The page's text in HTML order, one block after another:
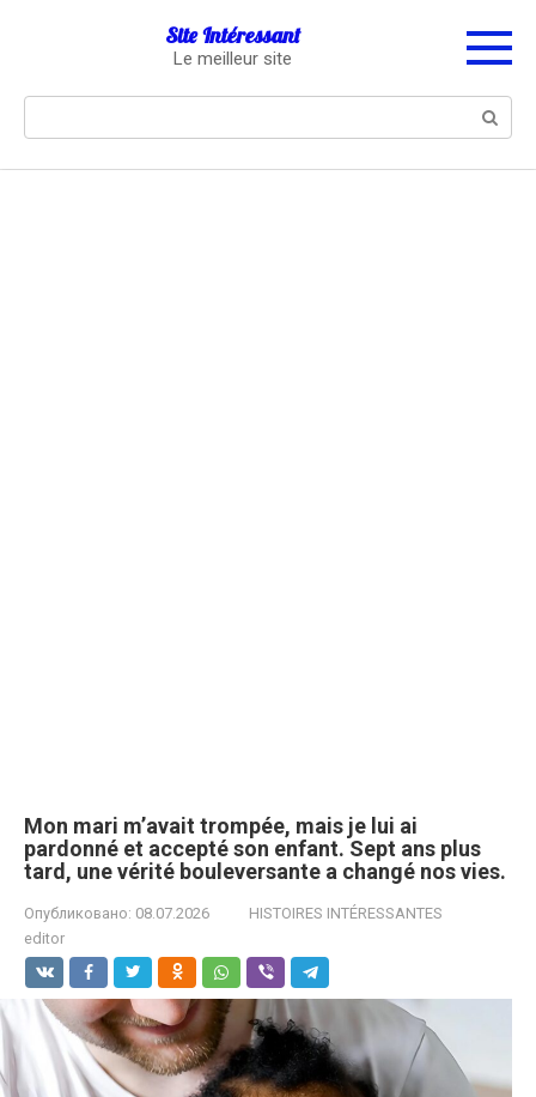
Site Intéressant
Le meilleur site
Mon mari m’avait trompée, mais je lui ai
pardonné et accepté son enfant. Sept ans plus
tard, une vérité bouleversante a changé nos vies.
Опубликовано: 08.07.2026
HISTOIRES INTÉRESSANTES
editor